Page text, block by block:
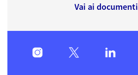
Vai ai documenti